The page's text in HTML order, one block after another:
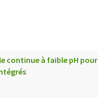
continue à faible pH pour